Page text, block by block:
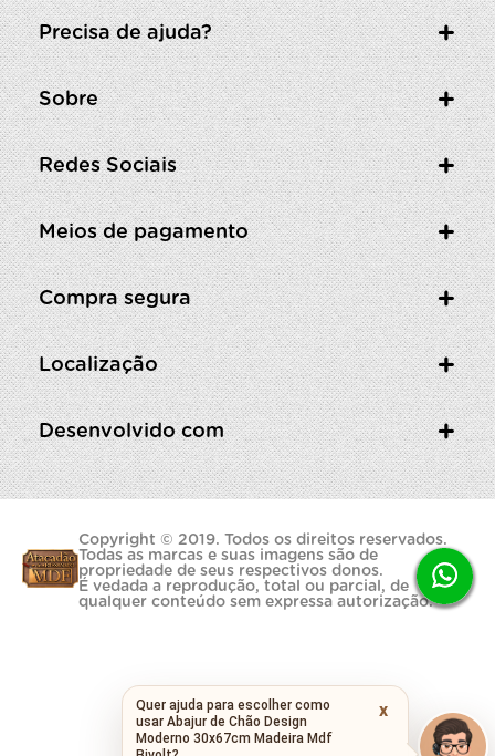
Precisa de ajuda?
Sobre
Redes Sociais
Meios de pagamento
Compra segura
Localização
Desenvolvido com
Copyright © 2019. Todos os direitos reservados.
Todas as marcas e suas imagens são de
propriedade de seus respectivos donos.
É vedada a reprodução, total ou parcial, de
qualquer conteúdo sem expressa autorização.